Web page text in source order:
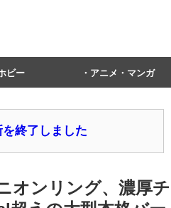
ビー アニメ・マンガ
終了しました
オンリング、濃厚チ